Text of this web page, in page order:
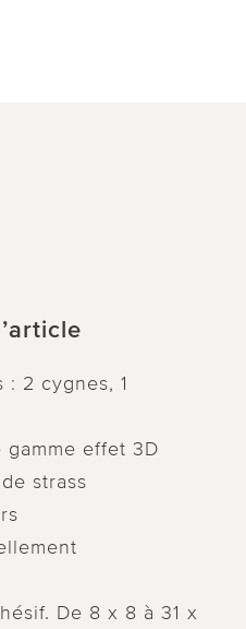
2 cygnes, 1
effet 3D
strass
De 8 x 8 à 31 x